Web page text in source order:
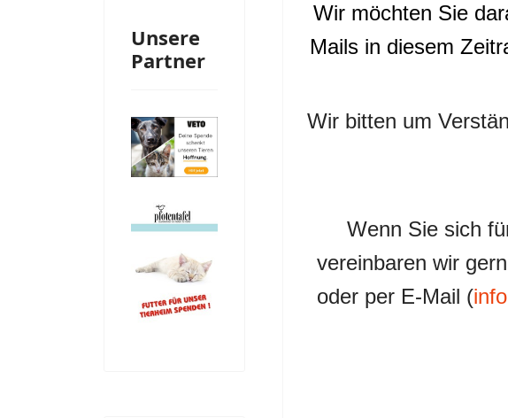
Unsere
Partner
Wir möchten Sie
Mails in diesem
Wir bitten um
Wenn Sie sich
vereinbaren wir
oder per E-Mail (